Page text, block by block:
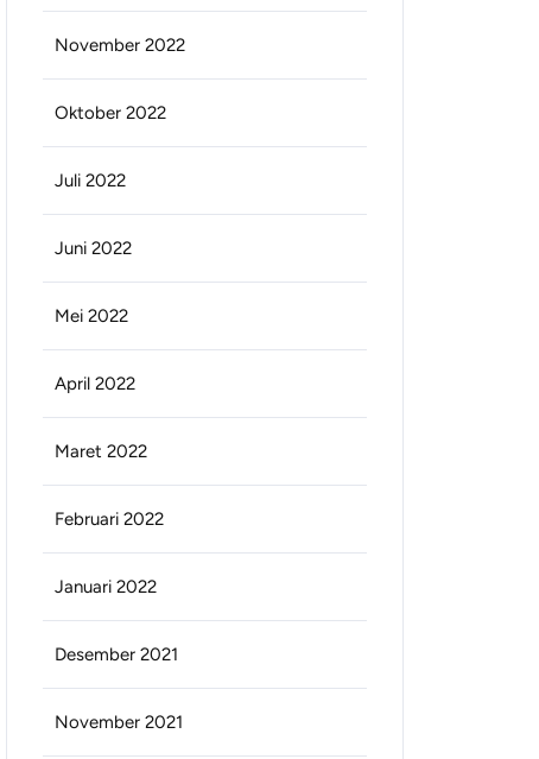
November 2022
Oktober 2022
Juli 2022
Juni 2022
Mei 2022
April 2022
Maret 2022
Februari 2022
Januari 2022
Desember 2021
November 2021